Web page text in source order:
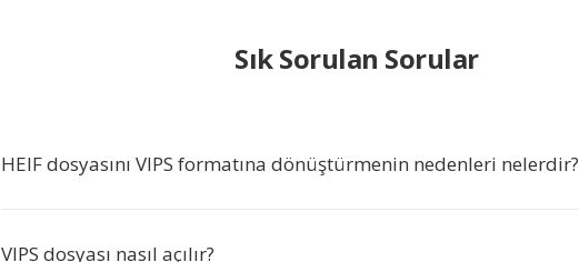
Sık Sorulan Sorular
HEIF dosyasını VIPS formatına dönüştürmenin nedenleri nelerdir?
VIPS dosyası nasıl açılır?